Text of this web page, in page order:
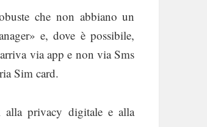
che non abbiano un
e, dove è possibile,
via app e non via Sms
Sim card.
alla privacy digitale e alla